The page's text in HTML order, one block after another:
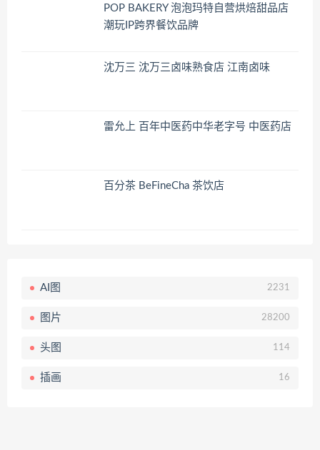
POP BAKERY 泡泡玛特自营烘焙甜品店
潮玩IP跨界餐饮品牌
沈万三 沈万三卤味熟食店 江南卤味
雷允上 百年中医药中华老字号 中医药店
百分茶 BeFineCha 茶饮店
AI图 2231
图片 28200
头图 114
插画 16